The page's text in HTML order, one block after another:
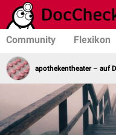
Community Flexikon
apothekentheater – auf